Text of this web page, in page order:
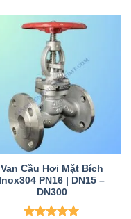
Van Cầu Hơi Mặt Bích
Inox304 PN16 | DN15 –
DN300